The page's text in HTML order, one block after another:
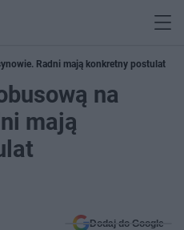
Radni mają konkretny postulat
na
mają
Dodaj do Google